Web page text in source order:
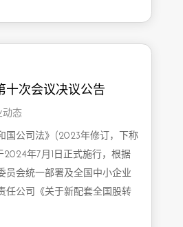
十次会议决议公告
动态
国公司法》(2023年修订，下称
2024年7月1日正式施行，根据
员会统一部署及全国中小企业
任公司《关于新配套全国股转